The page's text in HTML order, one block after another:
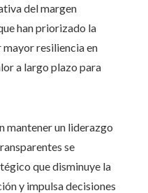
del margen
han priorizado la
resiliencia en
a largo plazo para
mantener un liderazgo
se
que disminuye la
y impulsa decisiones